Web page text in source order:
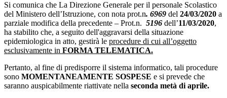
Si comunica che La Direzione Generale per il personale Scolastico
del Ministero dell’Istruzione, con nota prot.n. 6969 del 24/03/2020 a
parziale modifica della precedente – Prot.n. 5196 dell’11/03/2020,
ha stabilito che, a seguito dell'aggravarsi della situazione
epidemiologica in atto, gestirà le procedure di cui all’oggetto
esclusivamente in FORMA TELEMATICA.
Pertanto, al fine di predisporre il sistema informatico, tali procedure
sono MOMENTANEAMENTE SOSPESE e si prevede che
saranno auspicabilmente riattivate nella seconda metà di aprile.